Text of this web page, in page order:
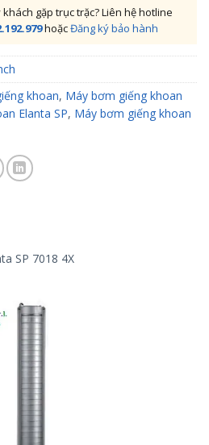
gặp trục trặc? Liên hệ hotline
hoặcĐăng ký bảo hành
khoan, Máy bơm giếng khoan
Elanta SP, Máy bơm giếng khoan
SP 7018 4X